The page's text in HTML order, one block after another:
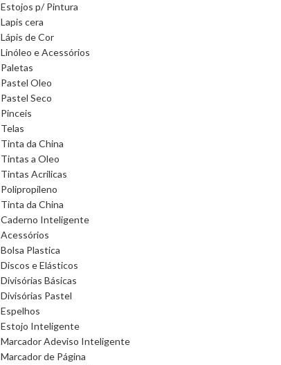
Estojos p/ Pintura
Lapis cera
Lápis de Cor
Linóleo e Acessórios
Paletas
Pastel Oleo
Pastel Seco
Pinceis
Telas
Tinta da China
Tintas a Oleo
Tintas Acrilicas
Polipropileno
Tinta da China
Caderno Inteligente
Acessórios
Bolsa Plastica
Discos e Elásticos
Divisórias Básicas
Divisórias Pastel
Espelhos
Estojo Inteligente
Marcador Adeviso Inteligente
Marcador de Página